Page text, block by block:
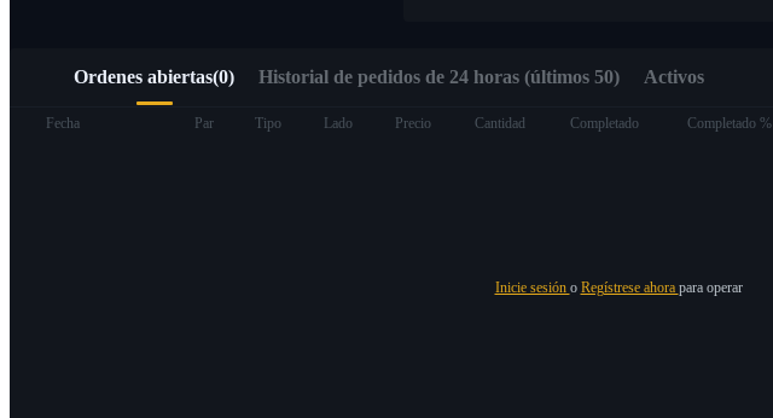
Futuros
Ordenes abiertas(0) Historial de pedidos de 24 horas (últimos 50) Activos
Fecha Par Tipo Lado Precio Cantidad Completado Completado %
Inicie sesión o Regístrese ahora para operar